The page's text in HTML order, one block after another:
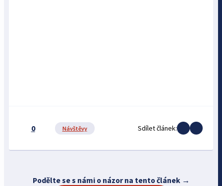
0 Návštěvy Sdílet článek:
Podělte se s námi o názor na tento článek →